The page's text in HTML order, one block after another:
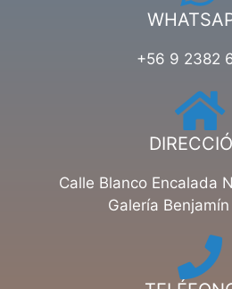
+56 9 2382
Calle Blanco Encalada
Galería